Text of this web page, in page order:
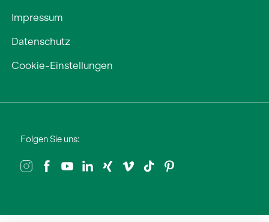
Impressum
Datenschutz
Cookie-Einstellungen
Folgen Sie uns: